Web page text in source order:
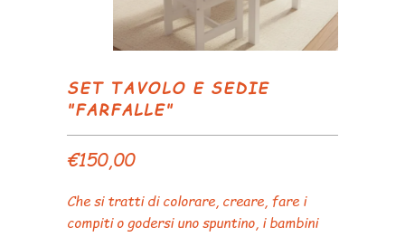
SET TAVOLO E SEDIE
"FARFALLE"
€150,00
Che si tratti di colorare, creare, fare i
compiti o godersi uno spuntino, i bambini